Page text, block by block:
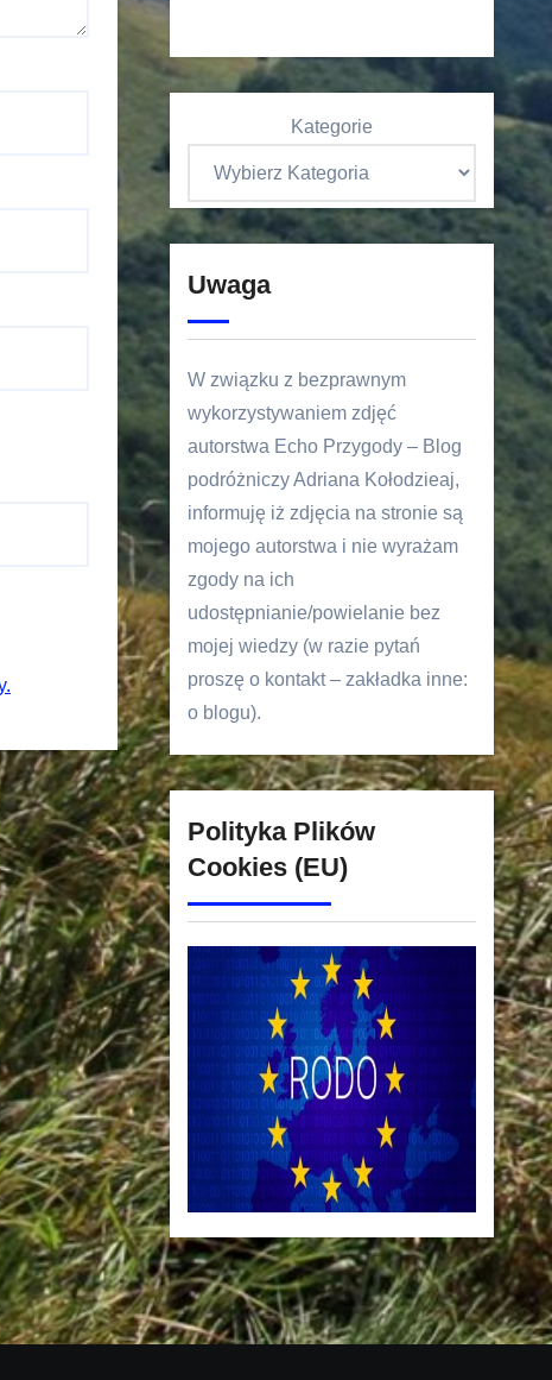
Kategorie
Uwaga
W związku z bezprawnym
wykorzystywaniem zdjęć
autorstwa Echo Przygody – Blog
podróżniczy Adriana Kołodzieaj,
informuję iż zdjęcia na stronie są
mojego autorstwa i nie wyrażam
zgody na ich
udostępnianie/powielanie bez
mojej wiedzy (w razie pytań
proszę o kontakt – zakładka inne:
o blogu).
Polityka Plików
Cookies (EU)